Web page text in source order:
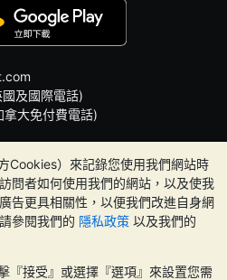
Cookies）來記錄您使用我們網站時
問者如何使用我們的網站，以及使我
告更具相關性，以便我們改進自身網
參閱我們的 隱私政策 以及我們的
『接受』或選擇『選項』來設置您需
國及國際電話)
拿大免付費電話)
周一至周五